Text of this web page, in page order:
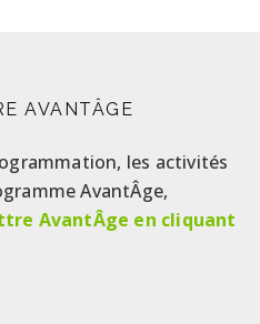
AVANTÂGE
les activités
AvantÂge,
AvantÂge en cliquant